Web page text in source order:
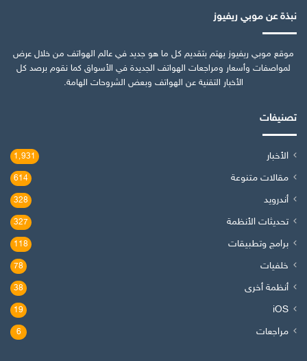
نبذة عن موبي ريفيوز
موقع موبي ريفيوز يهتم بتقديم كل ما هو جديد في عالم الهواتف من خلال عرض
لمواصفات وأسعار ومراجعات الهواتف الجديدة في الأسواق كما نقوم برصد كل
الأخبار التقنية عن الهواتف وبعض الشروحات الهامة.
تصنيفات
الأخبار 1٬931
مقالات متنوعة 614
أندرويد 328
تحديثات الأنظمة 327
برامج وتطبيقات 118
خلفيات 78
أنظمة أخرى 38
iOS
19
مراجعات 6